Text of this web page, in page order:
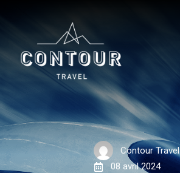
Contour Travel
08 avril 2024